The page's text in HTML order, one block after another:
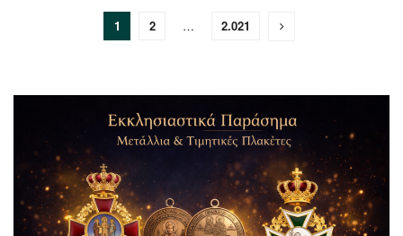
1 2 … 2.021